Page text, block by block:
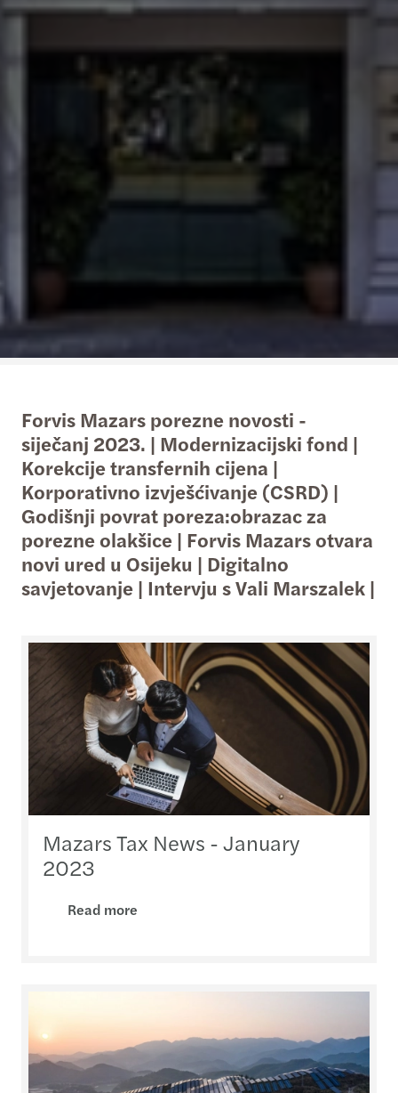
Forvis Mazars porezne novosti -
siječanj 2023. | Modernizacijski fond |
Korekcije transfernih cijena |
Korporativno izvješćivanje (CSRD) |
Godišnji povrat poreza:obrazac za
porezne olakšice | Forvis Mazars otvara
novi ured u Osijeku | Digitalno
savjetovanje | Intervju s Vali Marszalek |
Mazars Tax News - January
2023
Read more